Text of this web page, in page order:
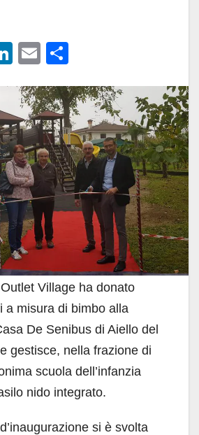
Li
k
e
dI
n
E
ail n
di
vi
di
Village ha donato
a misura di bimbo alla
De Senibus di Aiello del
gestisce, nella frazione di
scuola dell’infanzia
nido integrato.
si è svolta